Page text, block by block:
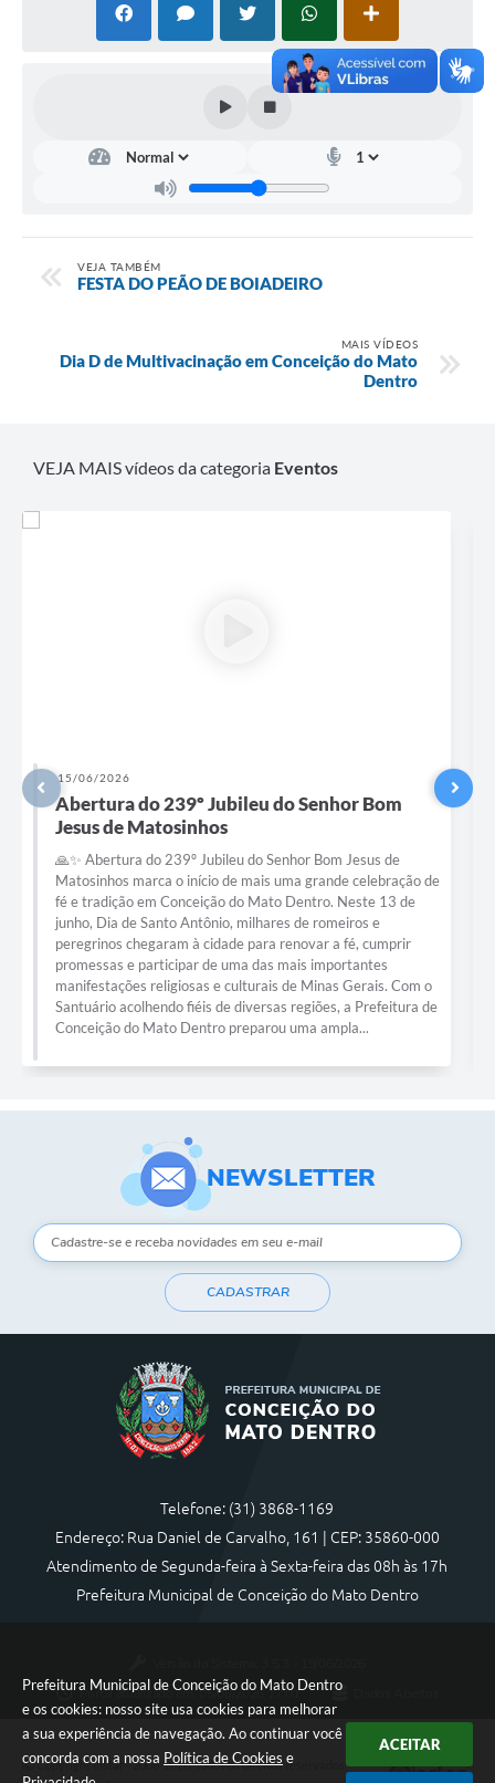
Prefeitura Municipal de Conceição do Mato Dentro
e os cookies: nosso site usa cookies para melhorar
a sua experiência de navegação. Ao continuar você
concorda com a nossa Política de Cookies e
ACEITAR
VEJA TAMBÉM
FESTA DO PEÃO DE BOIADEIRO
MAIS VÍDEOS
Dia D de Multivacinação em Conceição do Mato
Dentro
VEJA MAIS vídeos da categoria Eventos
25/06/2025
Encerramento do 238° Jubileu do Senhor
Bom Jesus de Matosinhos
Com o coração repleto de fé, gratidão e emoção, Conceição
do Mato Dentro se despede do 238° Jubileu do Senhor Bom
Jesus de Matosinhos. Foram dias de intensa devoção,
encontros marcantes, manifestações culturais e momentos
inesquecíveis vividos por milhares de fiéis, romeiros,
moradores e visitantes. Neste 24 de junho, feriado municipal,
celebramos o encerramento de uma das maiores expressões
religiosas e culturais de Minas Gerais. A cidade foi mais uma
vez palco de uma grande...
NEWSLETTER
CADASTRAR
Telefone: (31) 3868-1169
Endereço: Rua Daniel de Carvalho, 161 | CEP: 35860-000
Atendimento de Segunda-feira à Sexta-feira das 08h às 17h
Prefeitura Municipal de Conceição do Mato Dentro
Portal atualizado em:05/08/2026 17:01
Copyright Instar - 2006-2026. Todos os direitos reservados -